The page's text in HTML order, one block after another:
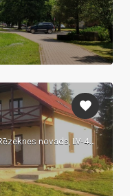
Biksinīki, Vīksnas, Verēmu pagasts, Rēzeknes novads, LV-4647